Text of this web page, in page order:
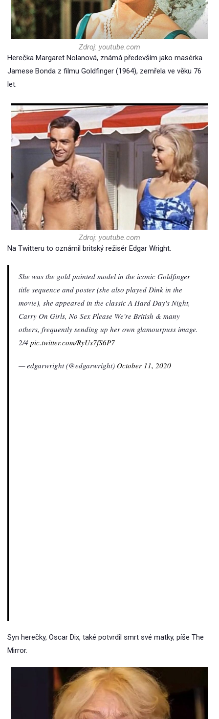
Zdroj: youtube.com
Herečka Margaret Nolanová, známá především jako masérka
Jamese Bonda z filmu Goldfinger (1964), zemřela ve věku 76
let.
Zdroj: youtube.com
Na Twitteru to oznámil britský režisér Edgar Wright.
She was the gold painted model in the iconic Goldfinger
title sequence and poster (she also played Dink in the
movie), she appeared in the classic A Hard Day's Night,
Carry On Girls, No Sex Please We're British & many
others, frequently sending up her own glamourpuss image.
2/4 pic.twitter.com/RyUs7fS6P7
— edgarwright (@edgarwright) October 11, 2020
Syn herečky, Oscar Dix, také potvrdil smrt své matky, píše The
Mirror.